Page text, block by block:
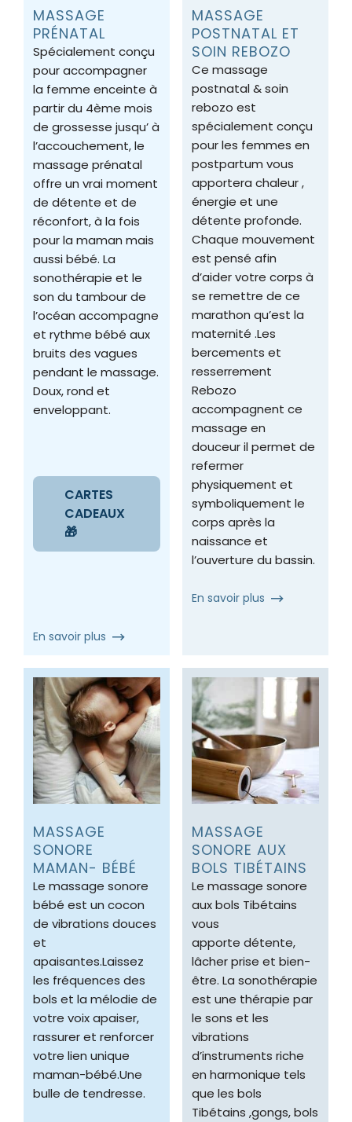
MASSAGE
PRÉNATAL
Spécialement conçu
pour accompagner
la femme enceinte à
partir du 4ème mois
de grossesse jusqu’ à
l’accouchement, le
massage prénatal
offre un vrai moment
de détente et de
réconfort, à la fois
pour la maman mais
aussi bébé. La
sonothérapie et le
son du tambour de
l’océan accompagne
et rythme bébé aux
bruits des vagues
pendant le massage.
Doux, rond et
enveloppant.
CARTES
CADEAUX
🎁
En savoir plus
MASSAGE
POSTNATAL ET
SOIN REBOZO
Ce massage
postnatal & soin
rebozo est
spécialement conçu
pour les femmes en
postpartum vous
apportera chaleur ,
énergie et une
détente profonde.
Chaque mouvement
est pensé afin
d’aider votre corps à
se remettre de ce
marathon qu’est la
maternité .Les
bercements et
resserrement
Rebozo
accompagnent ce
massage en
douceur il permet de
refermer
physiquement et
symboliquement le
corps après la
naissance et
l’ouverture du bassin.
En savoir plus
MASSAGE
SONORE
MAMAN- BÉBÉ
Le massage sonore
bébé est un cocon
de vibrations douces
et
apaisantes.Laissez
les fréquences des
bols et la mélodie de
votre voix apaiser,
rassurer et renforcer
votre lien unique
maman-bébé.Une
bulle de tendresse.
MASSAGE
SONORE AUX
BOLS TIBÉTAINS
Le massage sonore
aux bols Tibétains
vous
apporte détente,
lâcher prise et bien-
être. La sonothérapie
est une thérapie par
le sons et les
vibrations
d’instruments riche
en harmonique tels
que les bols
Tibétains ,gongs, bols